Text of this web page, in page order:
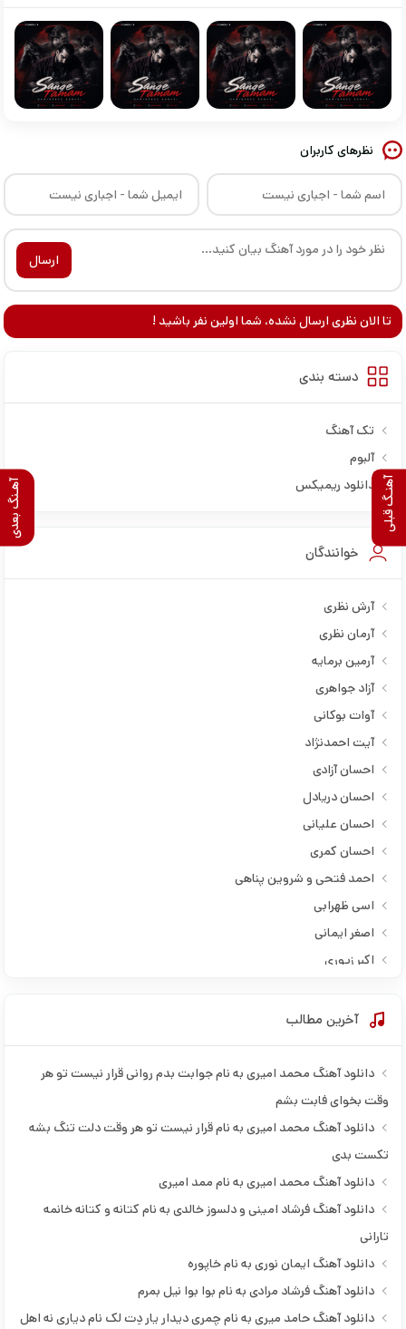
آهنـگ قبلی آهـنگ بعدی
نظرهای کاربران
ارسال
تا الان نظری ارسال نشده، شما اولین نفر باشید !
دسته بندی
تک آهنگ
آلبوم
دانلود ریمیکس
خوانندگان
آرش نظری
آرمان نظری
آرمین برمایه
آزاد جواهری
آوات بوکانی
آیت احمدنژاد
احسان آزادی
احسان دریادل
احسان علیانی
احسان کمری
احمد فتحی و شروین پناهی
اسی ظهرابی
اصغر ایمانی
اکبر زیوری
امید رسول پور
امید فرزامی
امیر دانا
امیر رمضانی
امیر لیام
امیر لیام و محمد امیری
امیرحافظ رنجبر
امین فالجی
ایمان رشیدی
ایمان کریوند
ایمان نوری
ایوب قلعه
آخرین مطالب
دانلود آهنگ محمد امیری به نام جوابت بدم روانی قرار نیست تو هر
وقت بخوای فابت بشم
دانلود آهنگ محمد امیری به نام قرار نیست تو هر وقت دلت تنگ بشه
تکست بدی
دانلود آهنگ محمد امیری به نام ممد امیری
دانلود آهنگ فرشاد امینی و دلسوز خالدی به نام کتانه و کتانه خانمه
تارانی
دانلود آهنگ ایمان نوری به نام خاپوره
دانلود آهنگ فرشاد مرادی به نام بوا بوا نیل بمرم
دانلود آهنگ حامد میری به نام چمری دیدار یار دِت لک نام دیاری نه اهل